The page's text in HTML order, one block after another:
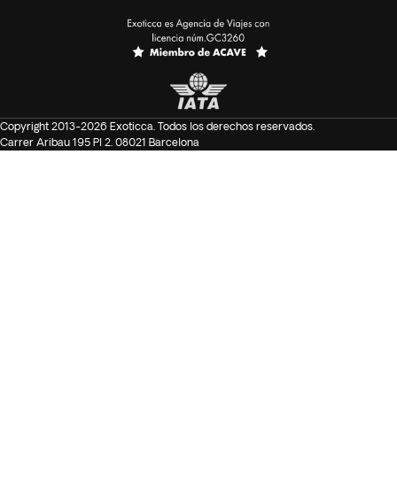
Copyright 2013-2026 Exoticca. Todos los derechos reservados.
Carrer Aribau 195 Pl 2. 08021 Barcelona